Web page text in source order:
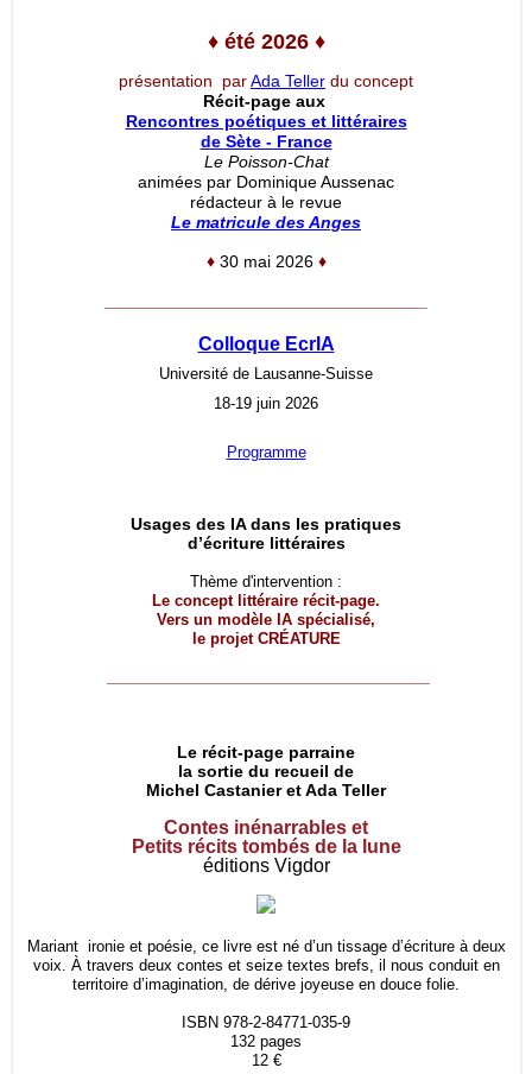
♦été 2026 ♦
présentation parAda Teller du concept
Récit-page aux
Rencontres poétiques et littéraires
de Sète - France
Le Poisson-Chat
animées par Dominique Aussenac
rédacteur à le revue
Le matricule des Anges
♦ 30 mai 2026 ♦
Colloque EcrIA
Université de Lausanne-Suisse
18-19 juin 2026
Programme
Usages des IA dans les pratiques
d’écriture littéraires
Thème d'intervention :
Le concept littéraire récit-page.
Vers un modèle IA spécialisé,
le projet CRÉATURE
Le récit-page parraine
la sortie du recueil de
Michel Castanier et Ada Teller
Contes inénarrables et
Petits récits tombés de la lune
éditions Vigdor
Mariant ironie et poésie, ce livre est né d’un tissage d’écriture à deux
voix. À travers deux contes et seize textes brefs, il nous conduit en
territoire d’imagination, de dérive joyeuse en douce folie.
ISBN 978-2-84771-035-9
132 pages
12 €